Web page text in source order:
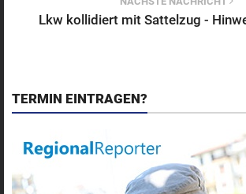
Lkw kollidiert mit Sattelzug -
TERMIN EINTRAGEN?